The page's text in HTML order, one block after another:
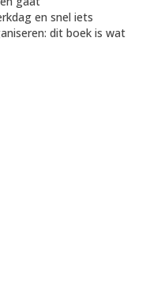
en snel iets
dit boek is wat